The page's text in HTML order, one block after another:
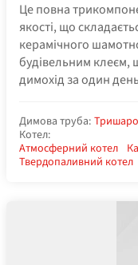
Це повна
якості, що
керамічного
будівельним клеєм,
димохід за один
Димова труба:
Котел:
Атмосферний котел
Твердопаливний котел